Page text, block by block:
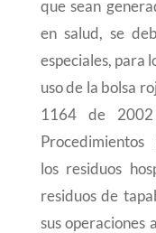
que sean
en salud, se
especiales, para
uso de la bolsa
1164 de
los residuos
residuos de
sus operaciones